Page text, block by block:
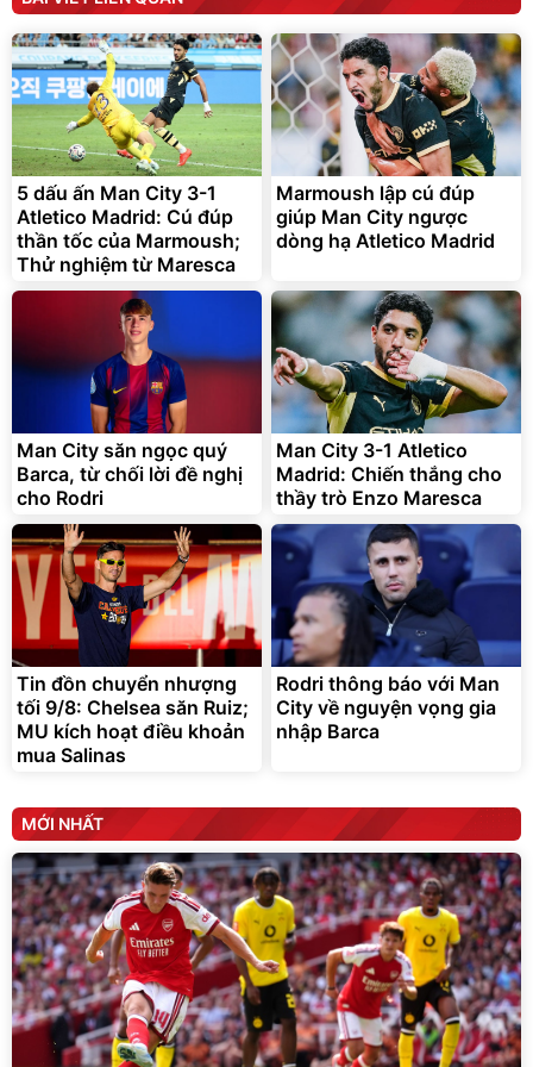
Elmich JEE 1855OL
3.000.000đ
2.143.650đ
Flash Sale
cao áp có tạo bọt tuyết
399.000đ
Đã bán nhiều
Bạt phủ xe ô tô cao cấp,
tráng nhôm 03 lớp
392.000đ
325.000đ
Đã bán nhiều
Xe đạp điện trợ lực G-
Force C14 gấp gọn bỏ cốp
tiện lợi
9.900.000đ
7.092.000đ
Đang xem nhiều
G-FORCE VIETNA
5 dấu ấn Man City 3-1
Atletico Madrid: Cú đúp
thần tốc của Marmoush;
Thử nghiệm từ Maresca
Marmoush lập cú đúp
giúp Man City ngược
dòng hạ Atletico Madrid
Man City săn ngọc quý
Barca, từ chối lời đề nghị
cho Rodri
Man City 3-1 Atletico
Madrid: Chiến thắng cho
thầy trò Enzo Maresca
Tin đồn chuyển nhượng
tối 9/8: Chelsea săn Ruiz;
MU kích hoạt điều khoản
mua Salinas
Rodri thông báo với Man
City về nguyện vọng gia
nhập Barca
MỚI NHẤT